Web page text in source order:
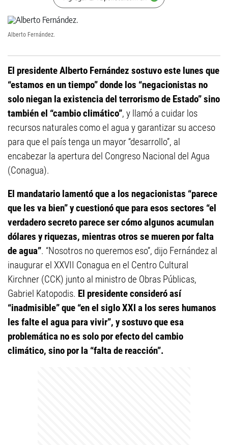
Alberto Fernández.
El presidente Alberto Fernández sostuvo este lunes que
“estamos en un tiempo” donde los “negacionistas no
solo niegan la existencia del terrorismo de Estado” sino
también el “cambio climático”, y llamó a cuidar los
recursos naturales como el agua y garantizar su acceso
para que el país tenga un mayor “desarrollo”, al
encabezar la apertura del Congreso Nacional del Agua
(Conagua).
El mandatario lamentó que a los negacionistas “parece
que les va bien” y cuestionó que para esos sectores “el
verdadero secreto parece ser cómo algunos acumulan
dólares y riquezas, mientras otros se mueren por falta
de agua”. “Nosotros no queremos eso”, dijo Fernández al
inaugurar el XXVII Conagua en el Centro Cultural
Kirchner (CCK) junto al ministro de Obras Públicas,
Gabriel Katopodis. El presidente consideró así
“inadmisible” que “en el siglo XXI a los seres humanos
les falte el agua para vivir”, y sostuvo que esa
problemática no es solo por efecto del cambio
climático, sino por la “falta de reacción”.